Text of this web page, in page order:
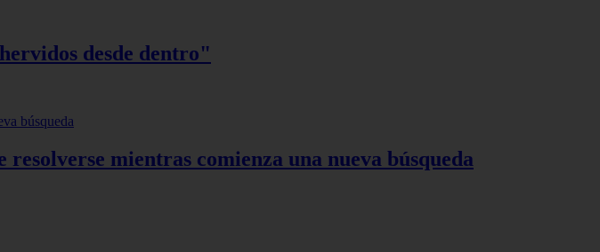
desde dentro"
mientras comienza una nueva búsqueda